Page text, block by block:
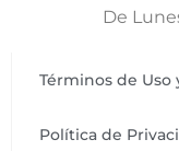
De
Términos de Uso
Política de